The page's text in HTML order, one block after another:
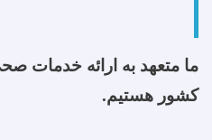
ما متعهد به ارائه خدمات
کشور هستیم.